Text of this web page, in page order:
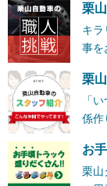
栗
キラ
事を
栗
「
係作
お
栗山